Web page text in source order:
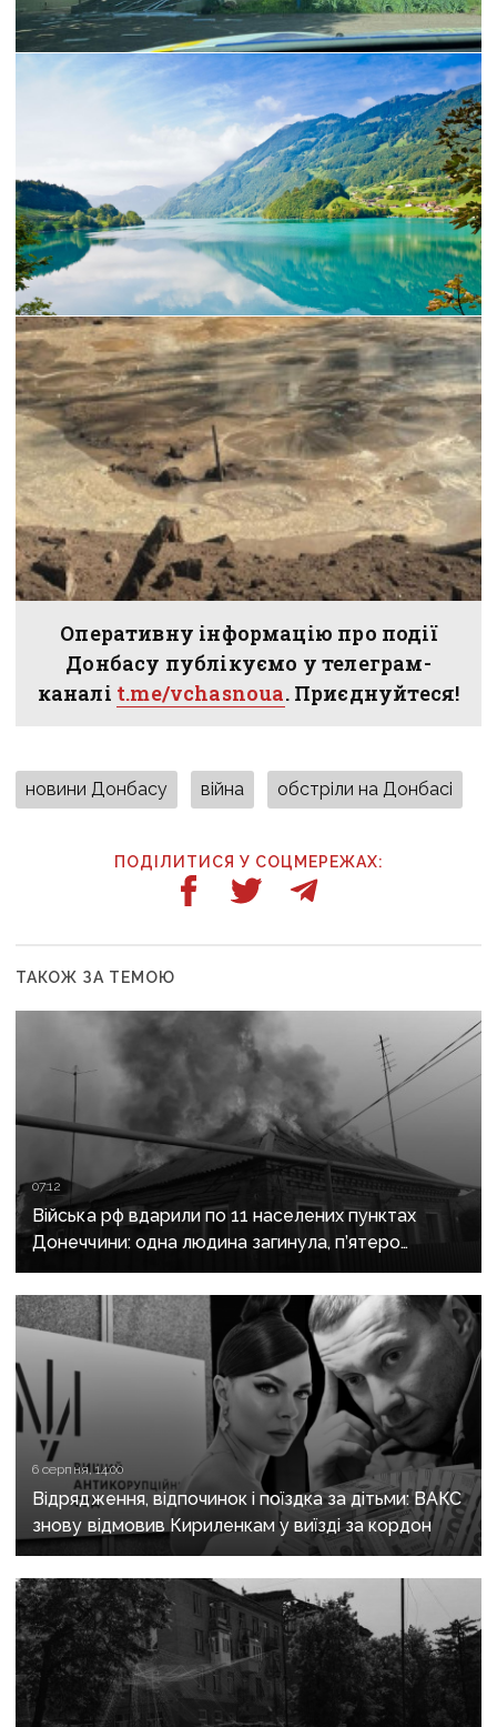
Оперативну інформацію про події
Донбасу публікуємо у телеграм-
каналі t.me/vchasnoua. Приєднуйтеся!
новини Донбасу війна обстріли на Донбасі
ПОДІЛИТИСЯ У СОЦМЕРЕЖАХ:
ТАКОЖ ЗА ТЕМОЮ
07:12
Війська рф вдарили по 11 населених пунктах
Донеччини: одна людина загинула, п’ятеро
поранені
6 серпня, 14:00
Відрядження, відпочинок і поїздка за дітьми: ВАКС
знову відмовив Кириленкам у виїзді за кордон